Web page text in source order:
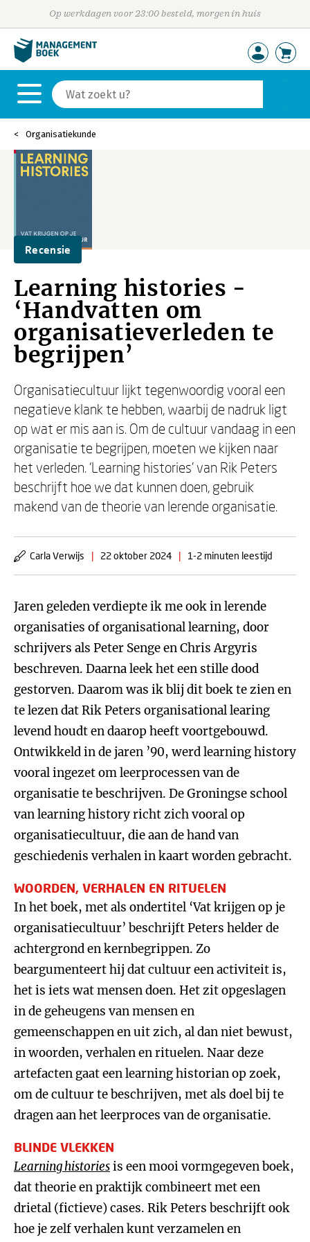
Op werkdagen voor 23:00 besteld, morgen in huis
Organisatiekunde
Recensie
Learning histories -
‘Handvatten om
organisatieverleden te
begrijpen’
Organisatiecultuur lijkt tegenwoordig vooral een
negatieve klank te hebben, waarbij de nadruk ligt
op wat er mis aan is. Om de cultuur vandaag in een
organisatie te begrijpen, moeten we kijken naar
het verleden. ‘Learning histories’ van Rik Peters
beschrijft hoe we dat kunnen doen, gebruik
makend van de theorie van lerende organisatie.
Carla Verwijs | 22 oktober 2024 | 1-2 minuten leestijd
Jaren geleden verdiepte ik me ook in lerende
organisaties of organisational learning, door
schrijvers als Peter Senge en Chris Argyris
beschreven. Daarna leek het een stille dood
gestorven. Daarom was ik blij dit boek te zien en
te lezen dat Rik Peters organisational learing
levend houdt en daarop heeft voortgebouwd.
Ontwikkeld in de jaren ’90, werd learning history
vooral ingezet om leerprocessen van de
organisatie te beschrijven. De Groningse school
van learning history richt zich vooral op
organisatiecultuur, die aan de hand van
geschiedenis verhalen in kaart worden gebracht.
WOORDEN, VERHALEN EN RITUELEN
In het boek, met als ondertitel ‘Vat krijgen op je
organisatiecultuur’ beschrijft Peters helder de
achtergrond en kernbegrippen. Zo
beargumenteert hij dat cultuur een activiteit is,
het is iets wat mensen doen. Het zit opgeslagen
in de geheugens van mensen en
gemeenschappen en uit zich, al dan niet bewust,
in woorden, verhalen en rituelen. Naar deze
artefacten gaat een learning historian op zoek,
om de cultuur te beschrijven, met als doel bij te
dragen aan het leerproces van de organisatie.
BLINDE VLEKKEN
Learning historiesis een mooi vormgegeven boek,
dat theorie en praktijk combineert met een
drietal (fictieve) cases. Rik Peters beschrijft ook
hoe je zelf verhalen kunt verzamelen en